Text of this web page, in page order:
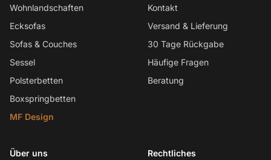
Wohnlandschaften
Ecksofas
Sofas & Couches
Sessel
Polsterbetten
Boxspringbetten
MF Design
Kontakt
Versand & Lieferung
30 Tage Rückgabe
Häufige Fragen
Beratung
Über uns Rechtliches